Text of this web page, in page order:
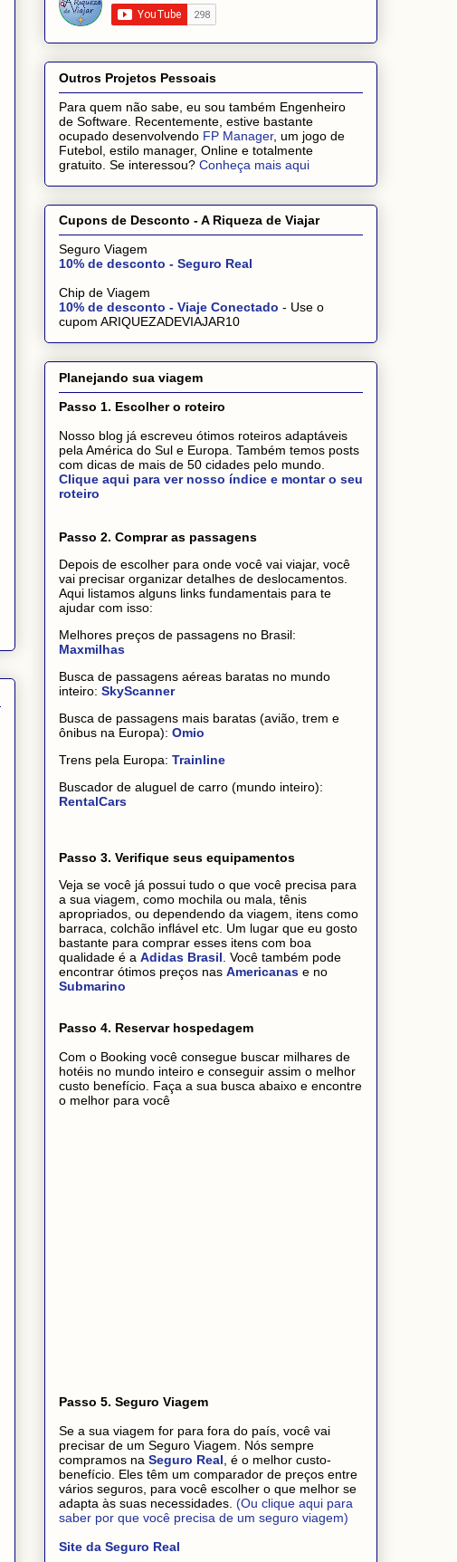
Outros Projetos Pessoais
Para quem não sabe, eu sou também Engenheiro
de Software. Recentemente, estive bastante
ocupado desenvolvendo FP Manager, um jogo de
Futebol, estilo manager, Online e totalmente
gratuito. Se interessou? Conheça mais aqui
Cupons de Desconto - A Riqueza de Viajar
Seguro Viagem
10% de desconto - Seguro Real
Chip de Viagem
10% de desconto - Viaje Conectado - Use o
cupom ARIQUEZADEVIAJAR10
Planejando sua viagem
Passo 1. Escolher o roteiro
Nosso blog já escreveu ótimos roteiros adaptáveis
pela América do Sul e Europa. Também temos posts
com dicas de mais de 50 cidades pelo mundo.
Clique aqui para ver nosso índice e montar o seu
roteiro
Passo 2. Comprar as passagens
Depois de escolher para onde você vai viajar, você
vai precisar organizar detalhes de deslocamentos.
Aqui listamos alguns links fundamentais para te
ajudar com isso:
Melhores preços de passagens no Brasil:
Maxmilhas
Busca de passagens aéreas baratas no mundo
inteiro: SkyScanner
Busca de passagens mais baratas (avião, trem e
ônibus na Europa): Omio
Trens pela Europa: Trainline
Buscador de aluguel de carro (mundo inteiro):
RentalCars
Passo 3. Verifique seus equipamentos
Veja se você já possui tudo o que você precisa para
a sua viagem, como mochila ou mala, tênis
apropriados, ou dependendo da viagem, itens como
barraca, colchão inflável etc. Um lugar que eu gosto
bastante para comprar esses itens com boa
qualidade é a Adidas Brasil . Você também pode
encontrar ótimos preços nas Americanas e no
Submarino
Passo 4. Reservar hospedagem
Com o Booking você consegue buscar milhares de
hotéis no mundo inteiro e conseguir assim o melhor
custo benefício. Faça a sua busca abaixo e encontre
o melhor para você
Passo 5. Seguro Viagem
Se a sua viagem for para fora do país, você vai
precisar de um Seguro Viagem. Nós sempre
compramos na Seguro Real , é o melhor custo-
benefício. Eles têm um comparador de preços entre
vários seguros, para você escolher o que melhor se
adapta às suas necessidades. (Ou clique aqui para
saber por que você precisa de um seguro viagem)
Site da Seguro Real